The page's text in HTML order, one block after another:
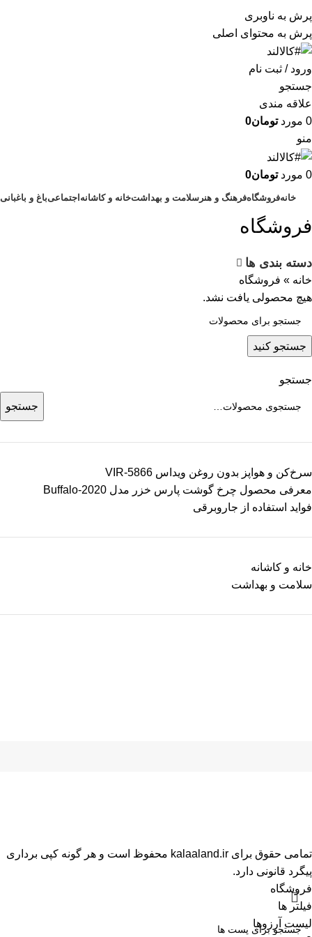
پرش به ناوبری
پرش به محتوای اصلی
به کالالند خوش آمدید.لذت آسایش را با ما تجربه
کنید.
ورود / ثبت نام
جستجو
علاقه مندی
0 مورد تومان0
منو
0 مورد تومان0
خانهفروشگاهفرهنگ و هنر سلامت و بهداشتخانه و کاشانهاجتماعیباغ و باغبانی
فروشگاه
دسته بندی ها
جستجو
جستجو
سرخ‌کن و هواپز بدون روغن ویداس VIR-5866
معرفی محصول چرخ گوشت پارس خزر مدل Buffalo-2020
فواید استفاده از جاروبرقی
خانه و کاشانه
سلامت و بهداشت
خانه » فروشگاه
هیچ محصولی یافت نشد.
جستجو کنید
تمامی حقوق برای kalaaland.ir محفوظ است و هر گونه کپی برداری
پیگرد قانونی دارد.
فروشگاه
فیلتر ها
لیست آرزوها